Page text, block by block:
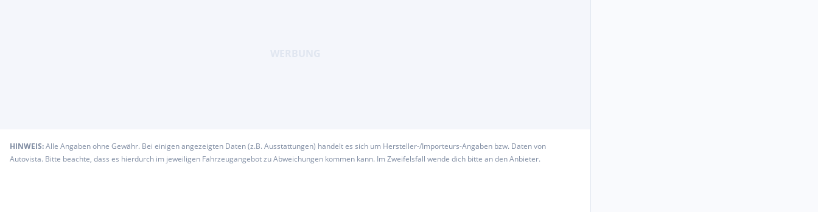
HINWEIS:Alle Angaben ohne Gewähr. Bei einigen angezeigten Daten (z.B. Ausstattungen) handelt es sich um Hersteller-/Importeurs-Angaben bzw. Daten von
Autovista. Bitte beachte, dass es hierdurch im jeweiligen Fahrzeugangebot zu Abweichungen kommen kann. Im Zweifelsfall wende dich bitte an den Anbieter.